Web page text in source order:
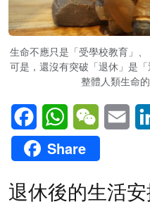
生命不應只是「受學校教育」
可是，還沒有突破「退休」是
整體人類生命
FacebookWhatsAppWeChatEmail
Share
退休後的生活